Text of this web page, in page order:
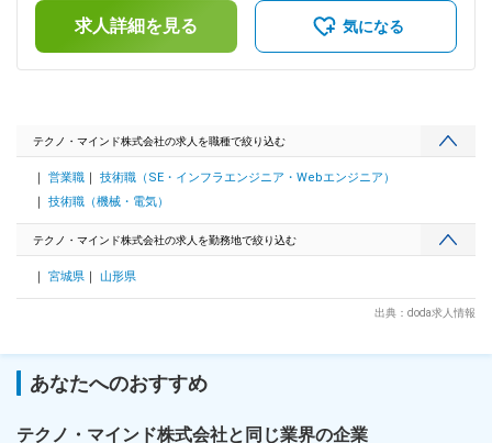
を深めます。 ◇営業スキル向上研修：ロールプレイングや実践
的なケーススタディを通して、顧客対応力、提案力、交渉力を
構築・運用を一貫して手掛けてきた技術者集団です。 ◇とりわ
け福島をはじめとした地域自治体との取引実績が厚く、住民情
報、税務、福祉、防災など、地域生活を支える幅広い領域でIT
インフラを提供しています。 ◇顧客との距離が近く、現場の声
解しているパートナー」として長期的な信頼関係を築いている
点が、同業他社と比較した際の大きな強みです。 変更の範
囲：会社の定める業務
その他固定手当：住宅手当■昇給：年1回（4月）■賞与：年3回
（夏期、冬期、年末）※2023年実績5.6か月、2024年実績5.3
か月、2025年実績5.4か月賃金はあくまでも目安の金額であ
求人詳細を見る 気になる
テクノ・マインド株式会社の求人を職種で絞り込む
営業職
技術職（SE・インフラエンジニア・Webエンジニア）
技術職（機械・電気）
テクノ・マインド株式会社の求人を勤務地で絞り込む
宮城県 山形県
出典：doda求人情報
あなたへのおすすめ
テクノ・マインド株式会社と同じ業界の企業